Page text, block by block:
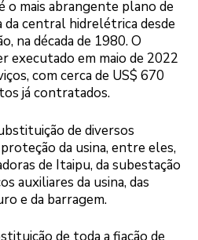
o mais abrangente plano de
central hidrelétrica desde
na década de 1980. O
executado em maio de 2022
com cerca de US$ 670
já contratados.
de diversos
da usina, entre eles,
de Itaipu, da subestação
auxiliares da usina, das
e da barragem.